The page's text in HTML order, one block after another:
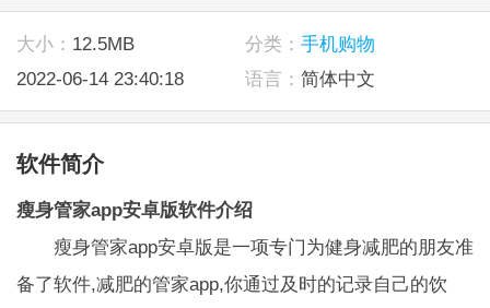
大小： 12.5MB 分类： 手机购物
2022-06-14 23:40:18
语言： 简体中文
软件简介
瘦身管家app安卓版软件介绍
瘦身管家app安卓版是一项专门为健身减肥的朋友准
备了软件,减肥的管家app,你通过及时的记录自己的饮